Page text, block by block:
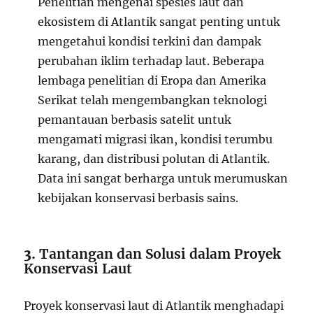
ekosistem di Atlantik sangat penting untuk
mengetahui kondisi terkini dan dampak
perubahan iklim terhadap laut. Beberapa
lembaga penelitian di Eropa dan Amerika
Serikat telah mengembangkan teknologi
pemantauan berbasis satelit untuk
mengamati migrasi ikan, kondisi terumbu
karang, dan distribusi polutan di Atlantik.
Data ini sangat berharga untuk merumuskan
kebijakan konservasi berbasis sains.
3.Tantangan dan Solusi dalam Proyek
Konservasi Laut
Proyek konservasi laut di Atlantik menghadapi